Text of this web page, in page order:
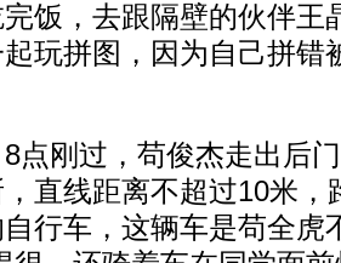
，去跟隔壁的伙伴王
玩拼图，因为自己拼错
刚过，苟俊杰走出后门
直线距离不超过10米，
行车，这辆车是苟全虎